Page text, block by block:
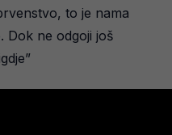
to je nama
Dok ne odgoji još